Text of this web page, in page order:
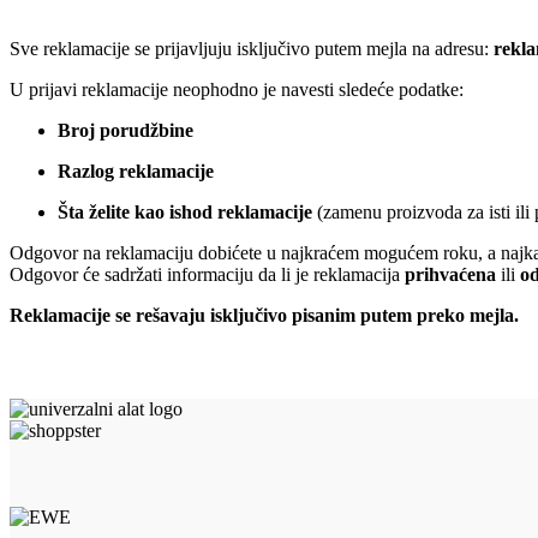
Sve reklamacije se prijavljuju isključivo putem mejla na adresu:
U prijavi reklamacije neophodno je navesti sledeće podatke:
Broj porudžbine
Razlog reklamacije
Šta želite kao ishod reklamacije (zamenu proizvoda za isti ili
Odgovor na reklamaciju dobićete u najkraćem mogućem roku, a
Odgovor će sadržati informaciju da li je reklamacija prihvaćena ili
Reklamacije se rešavaju isključivo pisanim putem preko mejla.